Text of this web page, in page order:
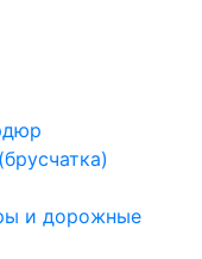
и дорожные